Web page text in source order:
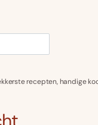
recepten, handige